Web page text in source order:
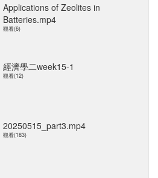
Applications of Zeolites in
Batteries.mp4
觀看(6)
經濟學二week15-1
觀看(12)
20250515_part3.mp4
觀看(183)